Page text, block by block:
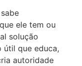
ele tem ou
solução
útil que educa,
autoridade